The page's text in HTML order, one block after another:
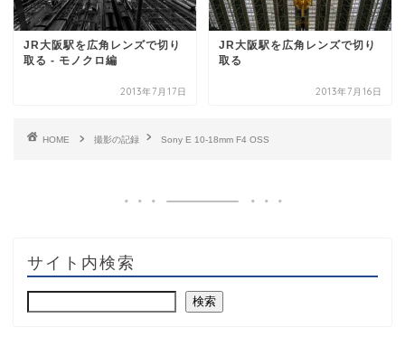
JR大阪駅を広角レンズで切り
取る - モノクロ編
2013年7月17日
JR大阪駅を広角レンズで切り
取る
2013年7月16日
HOME 撮影の記録 Sony E 10-18mm F4 OSS
サイト内検索
検索